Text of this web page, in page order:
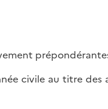
civile au titre des